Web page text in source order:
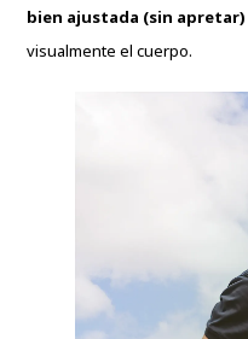
bien ajustada (sin apretar)
visualmente el cuerpo.